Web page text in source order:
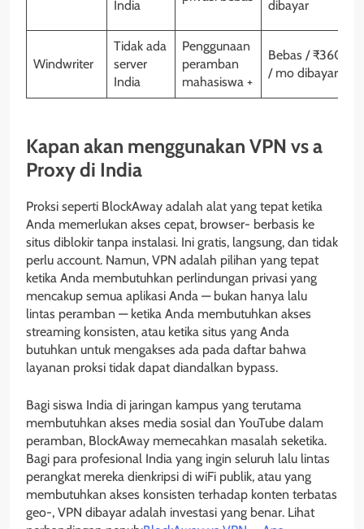
India
dibayar
Windwriter
Tidak ada
server
India
Penggunaan
peramban
mahasiswa +
Bebas / ₹360
/ mo dibayar
Kapan akan menggunakan VPN vs a
Proxy di India
Proksi seperti BlockAway adalah alat yang tepat ketika
Anda memerlukan akses cepat, browser- berbasis ke
situs diblokir tanpa instalasi. Ini gratis, langsung, dan tidak
perlu account. Namun, VPN adalah pilihan yang tepat
ketika Anda membutuhkan perlindungan privasi yang
mencakup semua aplikasi Anda — bukan hanya lalu
lintas peramban — ketika Anda membutuhkan akses
streaming konsisten, atau ketika situs yang Anda
butuhkan untuk mengakses ada pada daftar bahwa
layanan proksi tidak dapat diandalkan bypass.
Bagi siswa India di jaringan kampus yang terutama
membutuhkan akses media sosial dan YouTube dalam
peramban, BlockAway memecahkan masalah seketika.
Bagi para profesional India yang ingin seluruh lalu lintas
perangkat mereka dienkripsi di wiFi publik, atau yang
membutuhkan akses konsisten terhadap konten terbatas
geo-, VPN dibayar adalah investasi yang benar. Lihat